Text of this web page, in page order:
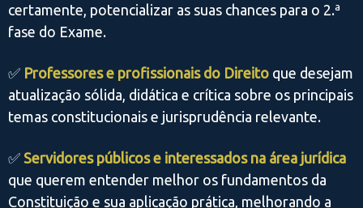
certamente, potencializar as suas chances para o 2.ª
fase do Exame.
✅ Professores e profissionais do Direito que desejam
atualização sólida, didática e crítica sobre os principais
temas constitucionais e jurisprudência relevante.
✅ Servidores públicos e interessados na área jurídica
que querem entender melhor os fundamentos da
Constituição e sua aplicação prática, melhorando a